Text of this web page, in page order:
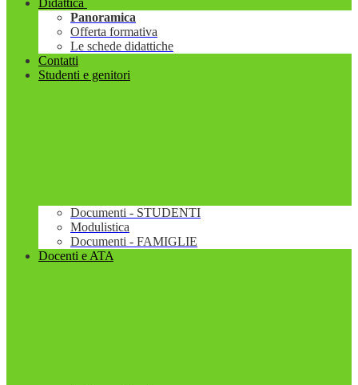
Didattica
Panoramica
Offerta formativa
Le schede didattiche
Contatti
Studenti e genitori
Documenti - STUDENTI
Modulistica
Documenti - FAMIGLIE
Docenti e ATA